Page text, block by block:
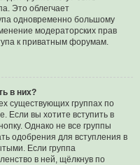
Это облегчает
одновременно большому
модераторских прав
к приватным форумам.
в них?
существующих группах по
Если вы хотите вступить в
Однако не все группы
одобрения для вступления в
Если группа
в ней, щёлкнув по